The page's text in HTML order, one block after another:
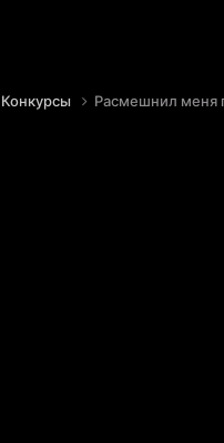
Конкурсы Расмешнил меня